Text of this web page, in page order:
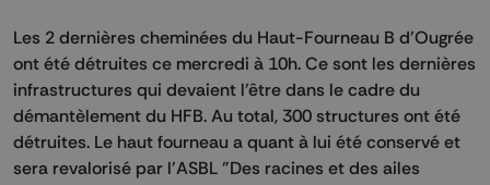
Les 2 dernières cheminées du Haut-Fourneau B d’Ougrée
ont été détruites ce mercredi à 10h. Ce sont les dernières
infrastructures qui devaient l’être dans le cadre du
démantèlement du HFB. Au total, 300 structures ont été
détruites. Le haut fourneau a quant à lui été conservé et
sera revalorisé par l'ASBL "Des racines et des ailes